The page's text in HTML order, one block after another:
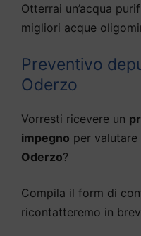
Otterrai un’acqua
migliori acque
Preventivo
Oderzo
Vorresti ricevere un
impegno per
Oderzo?
Compila il form di
ricontatteremo in